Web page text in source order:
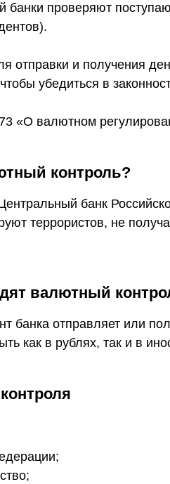
банки проверяют
отправки и получения
убедиться в
«О валютном
контроль?
банк
террористов, не
валютный
банка отправляет или
как в рублях, так и в